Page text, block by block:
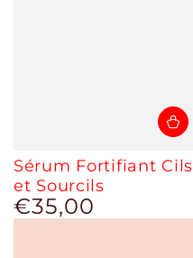
Sérum Fortifiant Cils
et Sourcils
Prix
normal
€35,00